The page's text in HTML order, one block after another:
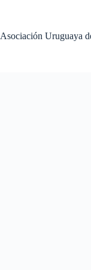
Asociación Uruguaya